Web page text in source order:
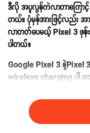
ဒီလို အပူလွန်ကဲလာတာကြောင့်
တယ်။ ပုံမှန်အားဖြင့်လည်း အ
လာတတ်ပေမယ့် Pixel 3 ဖုန်
ပါတယ်။
Google Pixel 3 နဲ့Pixel
wireless charging ပါ ရ